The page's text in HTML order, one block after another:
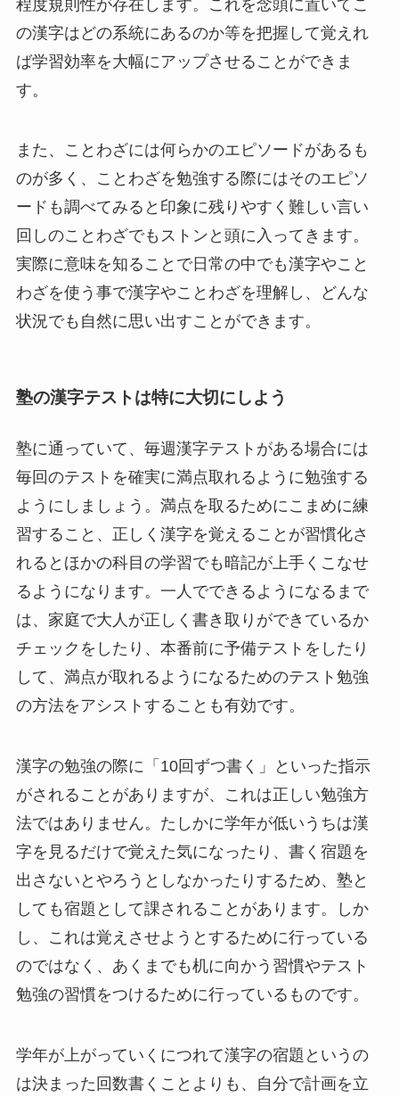
程度規則性が存在します。これを念頭に置いてこ
の漢字はどの系統にあるのか等を把握して覚えれ
ば学習効率を大幅にアップさせることができま
す。
また、ことわざには何らかのエピソードがあるも
のが多く、ことわざを勉強する際にはそのエピソ
ードも調べてみると印象に残りやすく難しい言い
回しのことわざでもストンと頭に入ってきます。
実際に意味を知ることで日常の中でも漢字やこと
わざを使う事で漢字やことわざを理解し、どんな
状況でも自然に思い出すことができます。
塾の漢字テストは特に大切にしよう
塾に通っていて、毎週漢字テストがある場合には
毎回のテストを確実に満点取れるように勉強する
ようにしましょう。満点を取るためにこまめに練
習すること、正しく漢字を覚えることが習慣化さ
れるとほかの科目の学習でも暗記が上手くこなせ
るようになります。一人でできるようになるまで
は、家庭で大人が正しく書き取りができているか
チェックをしたり、本番前に予備テストをしたり
して、満点が取れるようになるためのテスト勉強
の方法をアシストすることも有効です。
漢字の勉強の際に「10回ずつ書く」といった指示
がされることがありますが、これは正しい勉強方
法ではありません。たしかに学年が低いうちは漢
字を見るだけで覚えた気になったり、書く宿題を
出さないとやろうとしなかったりするため、塾と
しても宿題として課されることがあります。しか
し、これは覚えさせようとするために行っている
のではなく、あくまでも机に向かう習慣やテスト
勉強の習慣をつけるために行っているものです。
学年が上がっていくにつれて漢字の宿題というの
は決まった回数書くことよりも、自分で計画を立